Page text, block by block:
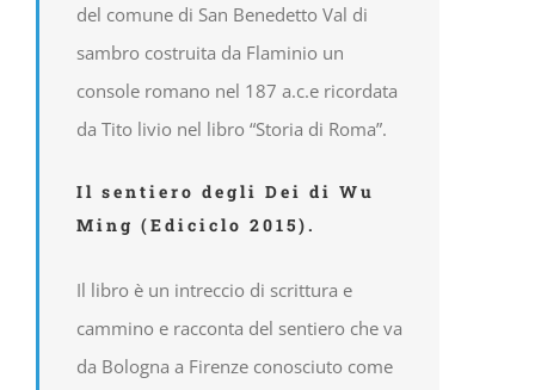
del comune di San Benedetto Val di
sambro costruita da Flaminio un
console romano nel 187 a.c.e ricordata
da Tito livio nel libro “Storia di Roma”.
Il sentiero degli Dei di Wu
Ming (Ediciclo 2015).
Il libro è un intreccio di scrittura e
cammino e racconta del sentiero che va
da Bologna a Firenze conosciuto come